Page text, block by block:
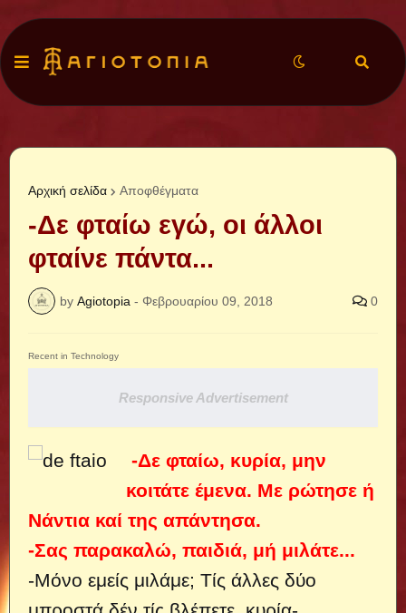
Αρχική σελίδα Αποφθέγματα
-Δε φταίω εγώ, οι άλλοι
φταίνε πάντα...
by Agiotopia - Φεβρουαρίου 09, 2018 0
Recent in Technology
Responsive Advertisement
-Δε φταίω, κυρία, μην
κοιτάτε έμενα. Mε ρώτησε ή
Νάντια καί της απάντησα.
-Σας παρακαλώ, παιδιά, μή μιλάτε...
-Μόνο εμείς μιλάμε; Τίς άλλες δύο